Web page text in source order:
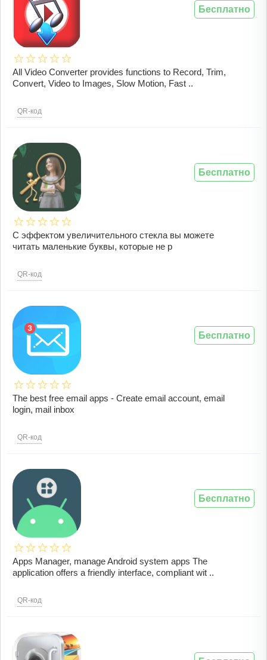
All Video Converter provides functions to Record, Trim,
Convert, Video to Images, Slow Motion, Fast ..
QR-код
Бесплатно
С эффектом увеличительного стекла вы можете
читать маленькие буквы, которые не р
QR-код
Бесплатно
The best free email apps - Create email account, email
login, mail inbox
QR-код
Бесплатно
Apps Manager, manage Android system apps The
application offers a friendly interface, compliant wit ..
QR-код
Бесплатно